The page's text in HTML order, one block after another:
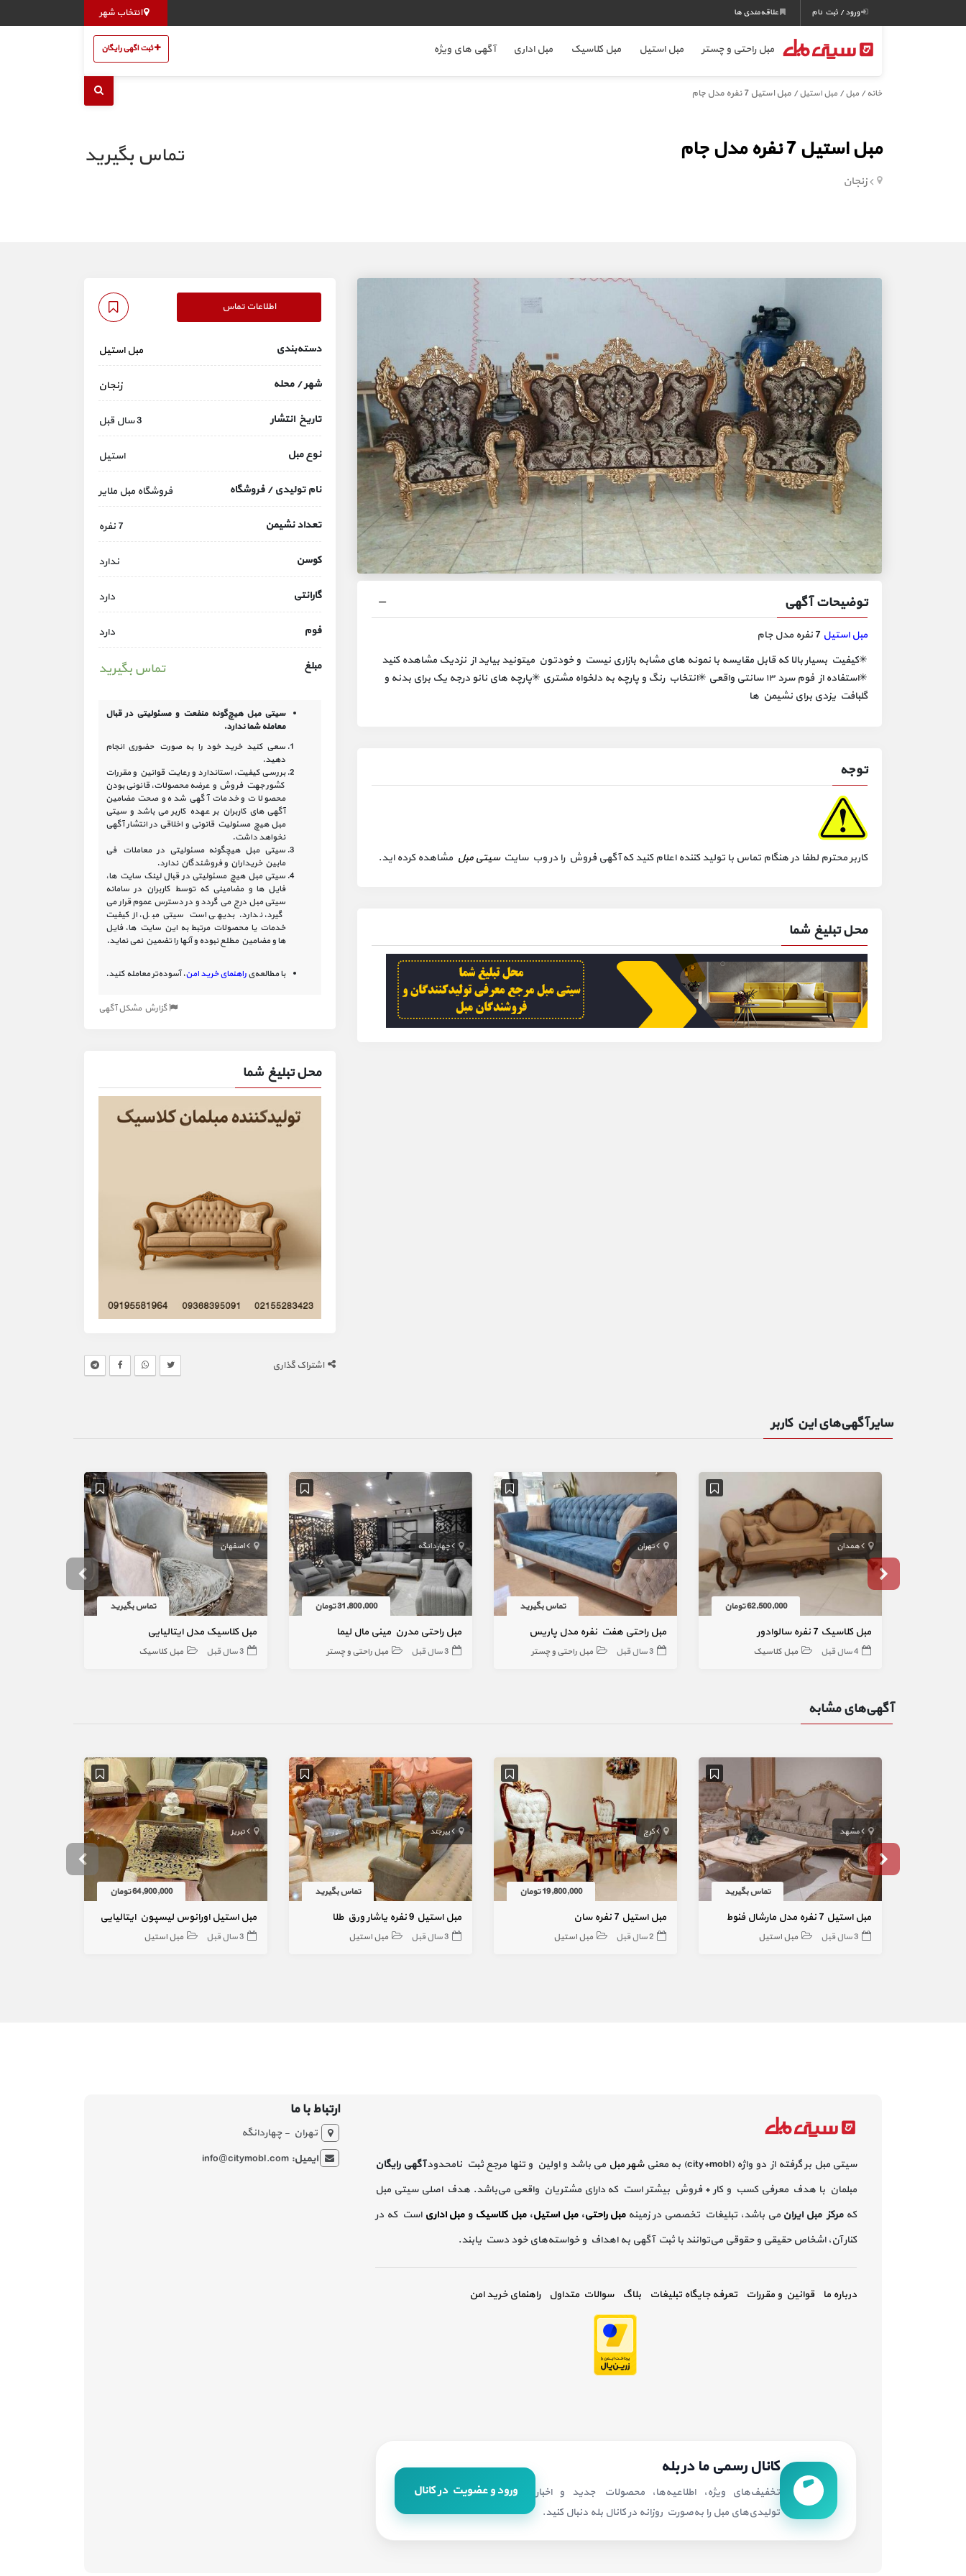
انتخاب شهر ورود / ثبت نام علاقه‌مندی ها
مبل راحتی و چستر مبل استیل مبل کلاسیک مبل اداری آگهی های ویژه ثبت اگهی رایگان
خانه / مبل/ مبل استیل/ مبل استیل 7 نفره مدل جام
مبل استیل 7 نفره مدل جام
زنجان
تماس بگیرید
توضیحات آگهی
مبل استیل
✳کیفیت بسیار بالا که قابل مقایسه با نمونه های مشابه بازاری نیست و خودتون میتونید بیاید از نزدیک مشاهده کنید
✳استفاده از فوم سرد ۱۳ سانتی واقعی ✳انتخاب رنگ و پارچه به دلخواه مشتری ✳پارچه های نانو درجه یک برای بدنه و
گلبافت یزدی برای نشیمن ها
توجه
کاربر محترم لطفا در هنگام تماس با تولید کننده اعلام کنید که آگهی فروش را در وب سایتسیتی مبل مشاهده کرده اید.
محل تبلیغ شما
اطلاعات تماس
دسته‌بندی مبل استیل
شهر / محله زنجان
تاریخ انتشار 3 سال قبل
نوع مبل استیل
نام تولیدی / فروشگاه فروشگاه مبل ملایر
تعداد نشیمن 7 نفره
کوسن ندارد
گارانتی دارد
فوم دارد
مبلغ تماس بگیرید
سیتی مبل هیچ‌گونه منفعت و مسئولیتی درقبال
معامله شما ندارد.
سعی کنید خرید خود را به صورت حضوری انجام
دهید.
بررسی کیفیت، استاندارد و رعایت قوانین و مقررات
کشور جهت فروش و عرضه محصولات، قانونی بودن
محصولات و خدمات آگهی شده و صحت مضامین
آگهی‏ های کاربران بر عهده کاربر می باشد و سیتی
مبل هیچ مسئولیت قانونی و اخلاقی در انتشار آگهی
نخواهد داشت.
سیتی مبل هیچگونه مسئولیتی در معاملات فی
مابین خریداران و فروشندگان ندارد.
سیتی مبل هیچ مسئولیتی در قبال لینک‏ سایت ‏ها،
فایل ‏ها و مضامینی که توسط کاربران در سامانه‏
سیتی مبل درج می گردد و در دسترس عموم قرار می
گیرد، ندارد. بدیهی است سیتی مبل، از کیفیت
خدمات یا محصولات مرتبط به این سایت‏ ها، فایل
ها و مضامین مطلع نبوده و آنها را تضمین نمی نماید.
با مطالعه‌یراهنمای خرید امن، آسوده‌تر معامله کنید.
گزارش مشکل آگهی
محل تبلیغ شما
اشتراک گذاری
سایر آگهی‌های این کاربر
همدان
62,500,000 تومان
مبل کلاسیک 7 نفره سالوادور
4 سال قبل مبل کلاسیک
تهران
تماس بگیرید
مبل راحتی هفت نفره مدل پاریس
3 سال قبل مبل راحتی و چستر
چهاردانگه
31,800,000 تومان
مبل راحتی مدرن مینی مال لیما
3 سال قبل مبل راحتی و چستر
اصفهان
تماس بگیرید
مبل کلاسیک مدل ایتالیایی
3 سال قبل مبل کلاسیک
آگهی‌های مشابه
مشهد
تماس بگیرید
مبل استیل 7 نفره مدل مارشال فنوط
3 سال قبل مبل استیل
کرج
19,800,000 تومان
مبل استیل 7 نفره سان
2 سال قبل مبل استیل
بیرجند
تماس بگیرید
مبل استیل 9 نفره یاشار ورق طلا
3 سال قبل مبل استیل
تبریز
64,900,000 تومان
مبل استیل اورانوس لیسپون ایتالیایی
3 سال قبل مبل استیل
سیتی مبل بر گرفته از دو واژه (city+mobl) به معنی شهر مبل می باشد و اولین و تنها مرجع ثبت نامحدودآگهی رایگان
مبلمان با هدف معرفی کسب و کار + فروش بیشتر است که دارای مشتریان واقعی می‌باشد. هدف اصلی سیتی مبل
کهمرکز مبل ایران می باشد، تبلیغات تخصصی در زمینه مبل راحتی،مبل استیل،مبل کلاسیک ومبل اداری است که در
کنار آن، اشخاص حقیقی و حقوقی می‌توانند با ثبت آگهی به اهداف و خواسته‌های خود دست یابند.
درباره ما قوانین و مقررات تعرفه جایگاه تبلیغات بلاگ سوالات متداول راهنمای خرید امن
کانال رسمی ما در بله
تخفیف‌های ویژه، اطلاعیه‌ها، محصولات جدید و اخبار
تولیدی‌های مبل را به‌صورت روزانه در کانال بله دنبال کنید.
ورود و عضویت در کانال
ارتباط با ما
تهران - چهاردانگه
ایمیل: info@citymobl.com